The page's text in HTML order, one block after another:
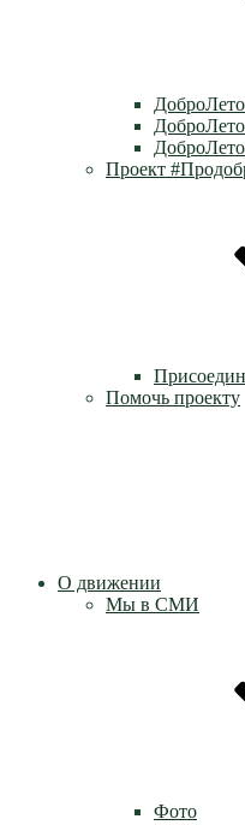
Проект
Помочь проекту
О движении
Мы в СМИ
Фото